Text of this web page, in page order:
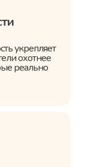
укрепляет
охотнее
реально